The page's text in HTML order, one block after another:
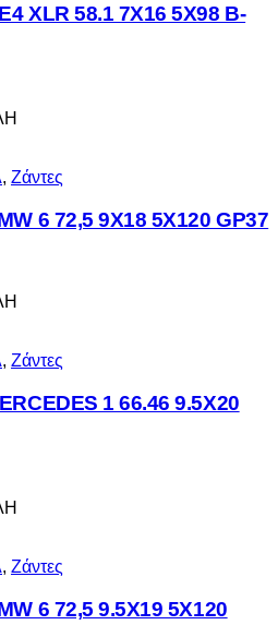
XLR 58.1 7Χ16 5Χ98 Β-
, Ζάντες
6 72,5 9X18 5X120 GP37
, Ζάντες
1 66.46 9.5X20
, Ζάντες
6 72,5 9.5X19 5X120